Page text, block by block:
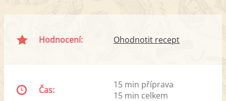
Hodnocení: Ohodnotit recept
Čas:
15 min příprava
15 min celkem